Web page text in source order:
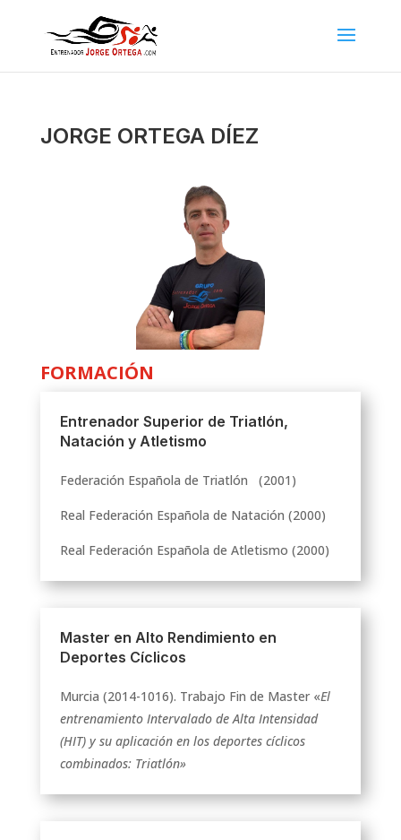
JORGE ORTEGA DÍEZ
FORMACIÓN
Entrenador Superior de Triatlón,
Natación y Atletismo
Federación Española de Triatlón (2001)
Real Federación Española de Natación (2000)
Real Federación Española de Atletismo (2000)
Master en Alto Rendimiento en
Deportes Cíclicos
Murcia (2014-1016). Trabajo Fin de Master«El
entrenamiento Intervalado de Alta Intensidad
(HIT) y su aplicación en los deportes cíclicos
combinados: Triatlón»